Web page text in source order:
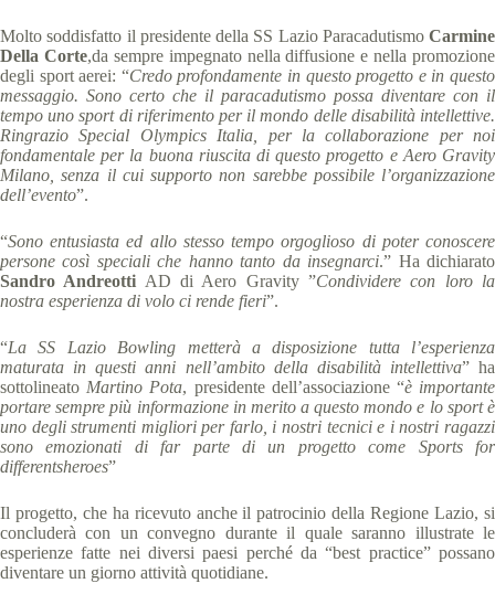
Molto soddisfatto il presidente della SS Lazio Paracadutismo Carmine
Della Corte,da sempre impegnato nella diffusione e nella promozione
degli sport aerei: “Credo profondamente in questo progetto e in questo
messaggio. Sono certo che il paracadutismo possa diventare con il
tempo uno sport di riferimento per il mondo delle disabilità intellettive.
Ringrazio Special Olympics Italia, per la collaborazione per noi
fondamentale per la buona riuscita di questo progetto e Aero Gravity
Milano, senza il cui supporto non sarebbe possibile l’organizzazione
dell’evento”.
“Sono entusiasta ed allo stesso tempo orgoglioso di poter conoscere
persone così speciali che hanno tanto da insegnarci.” Ha dichiarato
Sandro Andreotti AD di Aero Gravity ”Condividere con loro la
nostra esperienza di volo ci rende fieri”.
“La SS Lazio Bowling metterà a disposizione tutta l’esperienza
maturata in questi anni nell’ambito della disabilità intellettiva” ha
sottolineato Martino Pota, presidente dell’associazione “è importante
portare sempre più informazione in merito a questo mondo e lo sport è
uno degli strumenti migliori per farlo, i nostri tecnici e i nostri ragazzi
sono emozionati di far parte di un progetto come Sports for
differentsheroes”
Il progetto, che ha ricevuto anche il patrocinio della Regione Lazio, si
concluderà con un convegno durante il quale saranno illustrate le
esperienze fatte nei diversi paesi perché da “best practice” possano
diventare un giorno attività quotidiane.